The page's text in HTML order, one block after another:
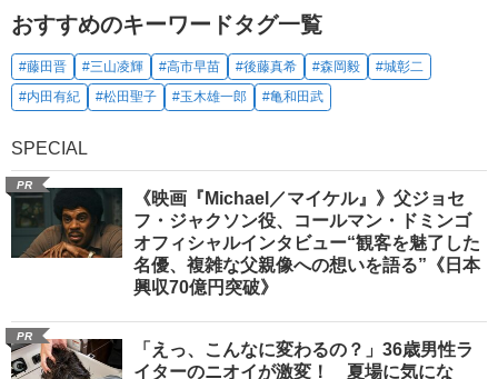
おすすめのキーワードタグ一覧
#藤田晋 #三山凌輝 #高市早苗 #後藤真希 #森岡毅
#城彰二
#内田有紀
#松田聖子 #玉木雄一郎 #亀和田武
SPECIAL
PR
《映画『Michael／マイケル』》父ジョセ
フ・ジャクソン役、コールマン・ドミンゴ
オフィシャルインタビュー“観客を魅了した
名優、複雑な父親像への想いを語る”《日本
興収70億円突破》
PR
「えっ、こんなに変わるの？」36歳男性ラ
イターのニオイが激変！ 夏場に気にな